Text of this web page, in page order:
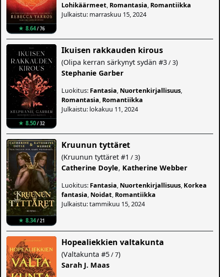
★ 8.64/ 76
Lohikäärmeet Romantasia Romantiikka
Julkaistu: marraskuu 15, 2024
★ 8.50/ 32
Ikuisen rakkauden kirous
(Olipa kerran särkynyt sydän #3/ 3)
Stephanie Garber
Luokitus: Fantasia Nuortenkirjallisuus
Romantasia Romantiikka
Julkaistu: lokakuu 11, 2024
★ 8.34/ 21
Kruunun tyttäret
(Kruunun tyttäret #1 / 3)
Catherine Doyle, Katherine Webber
Luokitus: Fantasia Nuortenkirjallisuus Korkea
fantasia Noidat Romantiikka
Julkaistu: tammikuu 15, 2024
Hopealiekkien valtakunta
(Valtakunta #5/ 7)
Sarah J. Maas